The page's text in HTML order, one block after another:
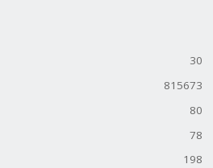
30
815673
80
78
198